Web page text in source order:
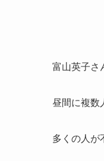
富山英子さ
昼間に複数
多くの人が